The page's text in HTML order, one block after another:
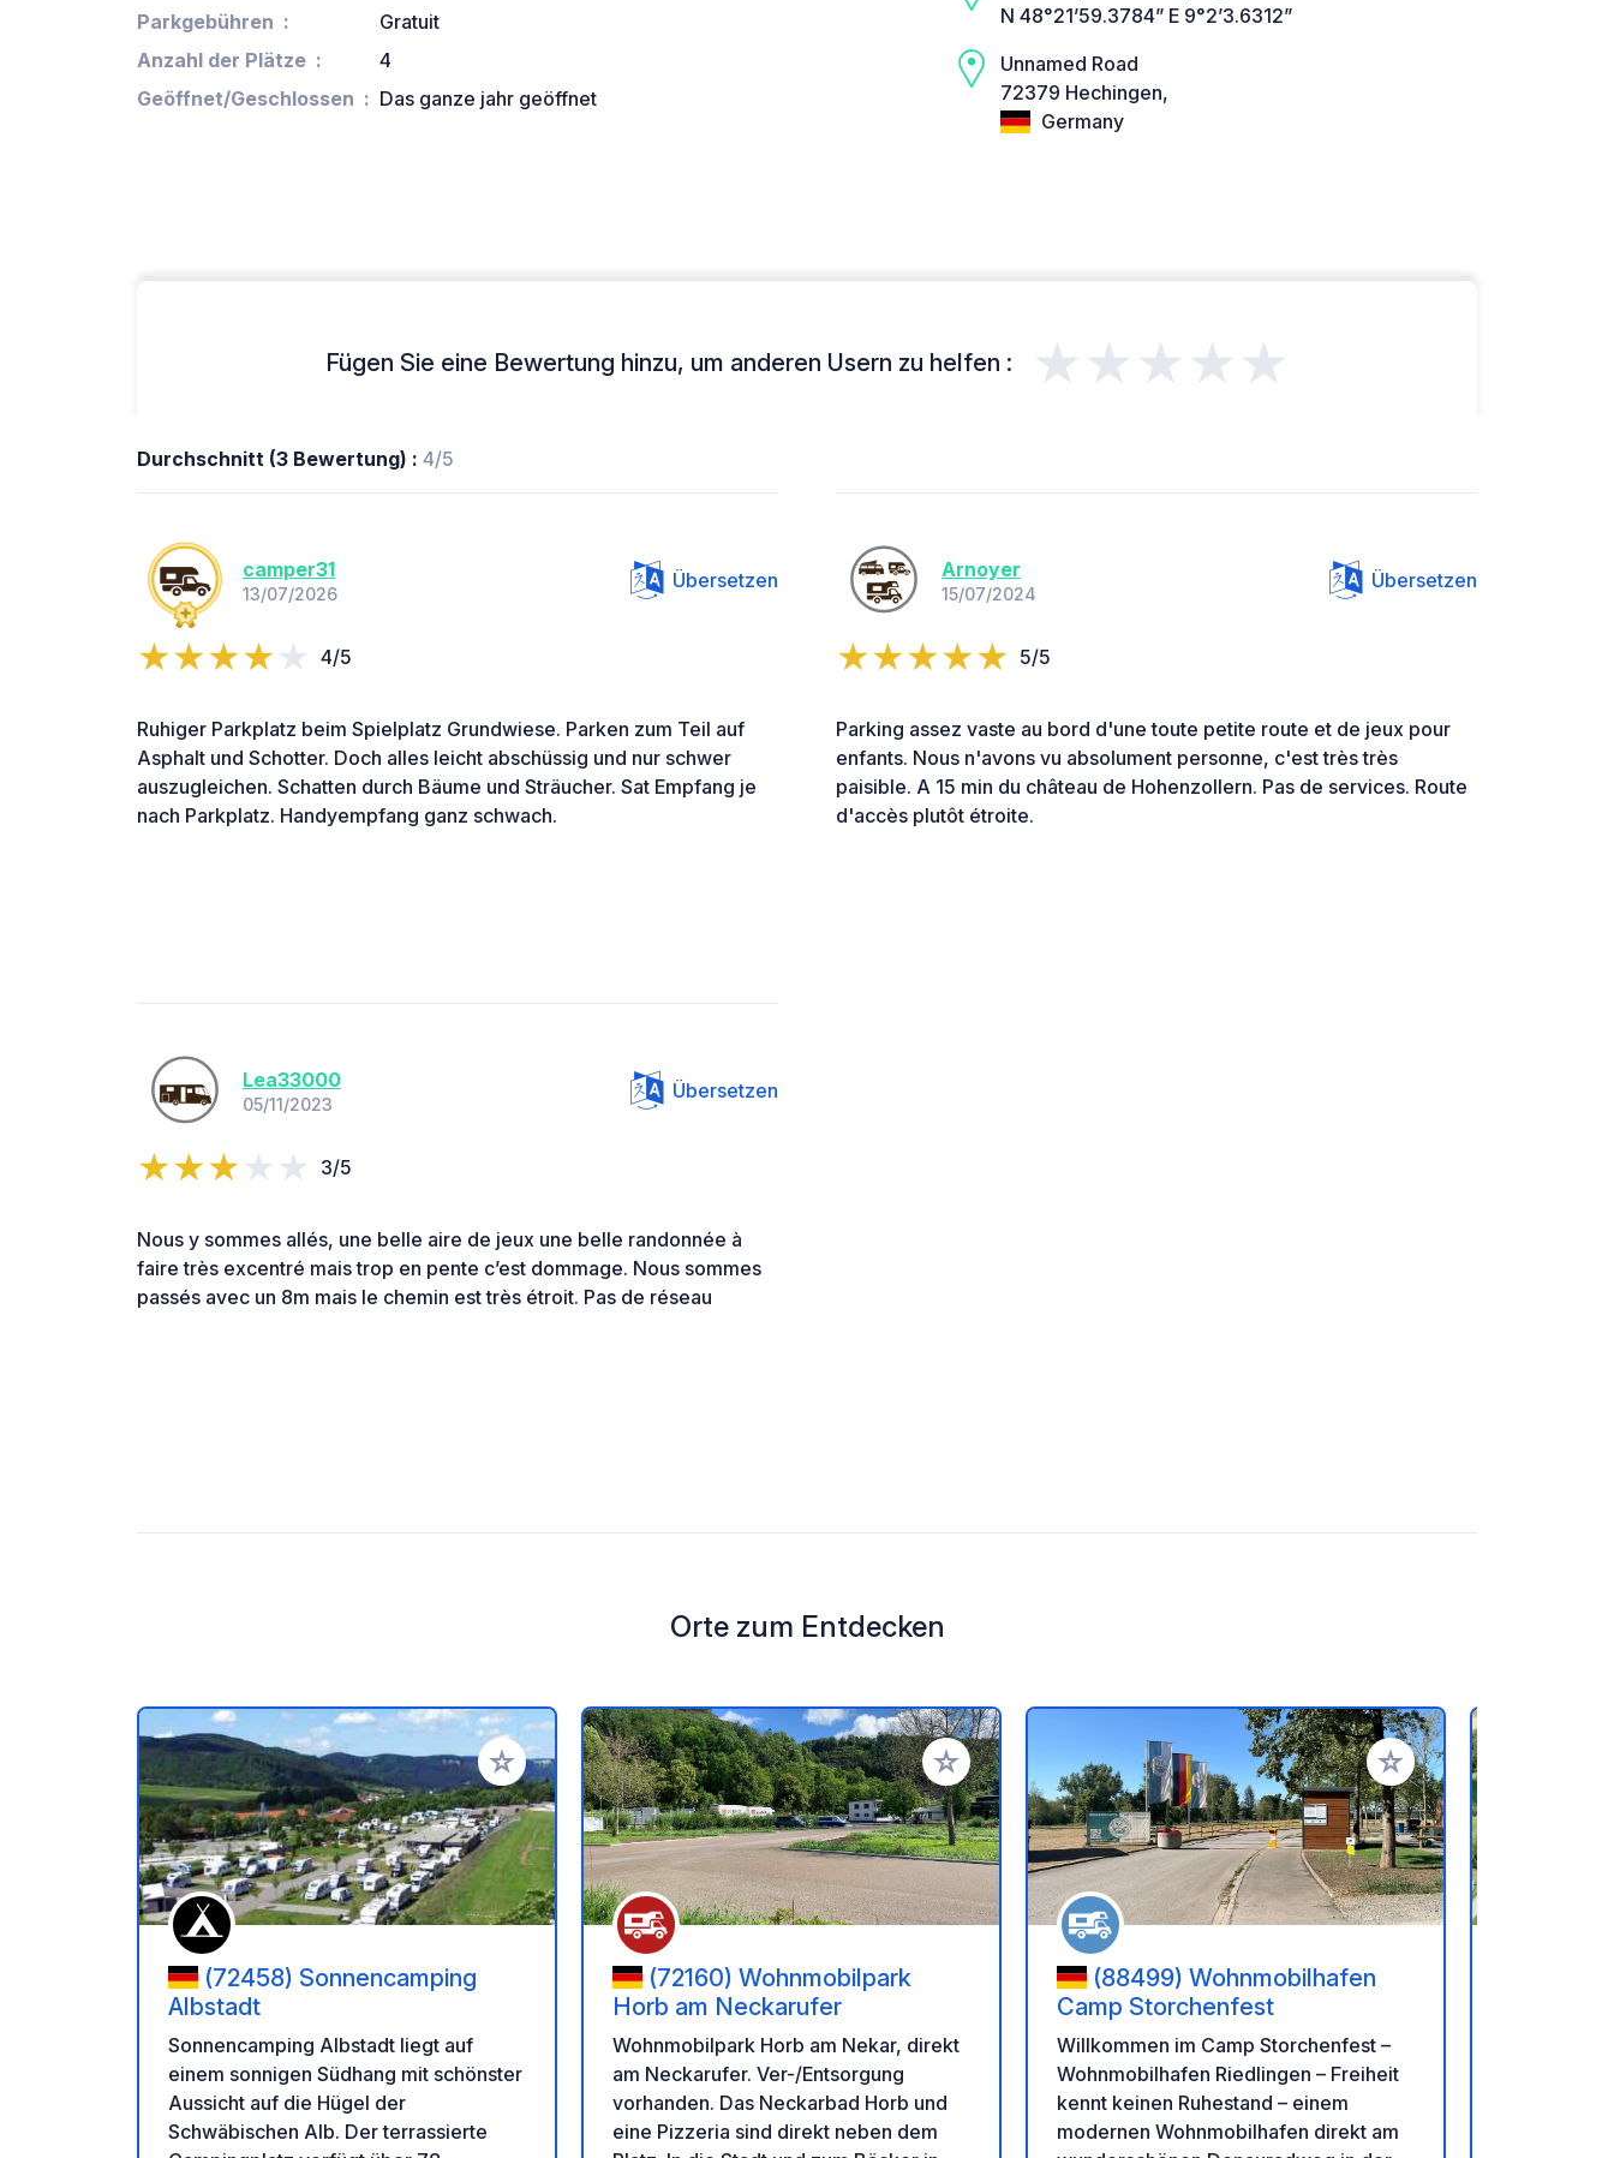
Parkgebühren
Gratuit
Anzahl der Plätze
4
Geöffnet/Geschlossen
Das ganze jahr geöffnet
N 48°21’59.3784” E 9°2’3.6312”
Unnamed Road
72379 Hechingen,
Germany
Fügen Sie eine Bewertung hinzu, um anderen Usern zu helfen : ★★★★★
Durchschnitt (3 Bewertung) : 4/5
camper31
13/07/2026
Übersetzen
4/5
Ruhiger Parkplatz beim Spielplatz Grundwiese. Parken zum Teil auf
Asphalt und Schotter. Doch alles leicht abschüssig und nur schwer
auszugleichen. Schatten durch Bäume und Sträucher. Sat Empfang je
nach Parkplatz. Handyempfang ganz schwach.
Arnoyer
15/07/2024
Übersetzen
5/5
Parking assez vaste au bord d'une toute petite route et de jeux pour
enfants. Nous n'avons vu absolument personne, c'est très très
paisible. A 15 min du château de Hohenzollern. Pas de services. Route
d'accès plutôt étroite.
Lea33000
05/11/2023
Übersetzen
3/5
Nous y sommes allés, une belle aire de jeux une belle randonnée à
faire très excentré mais trop en pente c’est dommage. Nous sommes
passés avec un 8m mais le chemin est très étroit. Pas de réseau
Orte zum Entdecken
Zu Ihren Favoriten hinzufügen
(72458) Sonnencamping
Albstadt
Sonnencamping Albstadt liegt auf
einem sonnigen Südhang mit schönster
Aussicht auf die Hügel der
Schwäbischen Alb. Der terrassierte
Zu Ihren Favoriten hinzufügen
(72160) Wohnmobilpark
Horb am Neckarufer
Wohnmobilpark Horb am Nekar, direkt
am Neckarufer. Ver-/Entsorgung
vorhanden. Das Neckarbad Horb und
eine Pizzeria sind direkt neben dem
Zu Ihren Favoriten
(88499) Wohnmobilhafen
Camp Storchenfest
Willkommen im Camp Storchenfest –
Wohnmobilhafen Riedlingen – Freiheit
kennt keinen Ruhestand – einem
modernen Wohnmobilhafen direkt am